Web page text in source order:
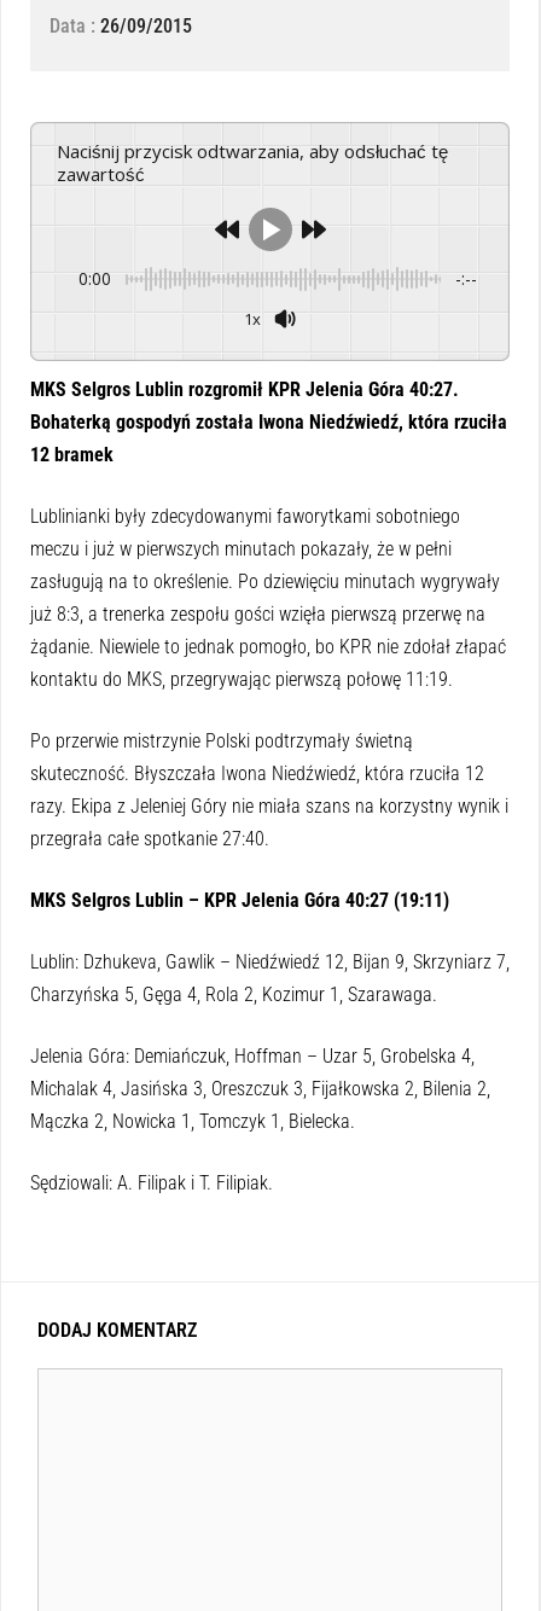
Data : 26/09/2015
Naciśnij przycisk odtwarzania, aby odsłuchać tę
zawartość
0:00 -:--
1x
MKS Selgros Lublin rozgromił KPR Jelenia Góra 40:27.
Bohaterką gospodyń została Iwona Niedźwiedź, która rzuciła
12 bramek
Lublinianki były zdecydowanymi faworytkami sobotniego
meczu i już w pierwszych minutach pokazały, że w pełni
zasługują na to określenie. Po dziewięciu minutach wygrywały
już 8:3, a trenerka zespołu gości wzięła pierwszą przerwę na
żądanie. Niewiele to jednak pomogło, bo KPR nie zdołał złapać
kontaktu do MKS, przegrywając pierwszą połowę 11:19.
Po przerwie mistrzynie Polski podtrzymały świetną
skuteczność. Błyszczała Iwona Niedźwiedź, która rzuciła 12
razy. Ekipa z Jeleniej Góry nie miała szans na korzystny wynik i
przegrała całe spotkanie 27:40.
MKS Selgros Lublin – KPR Jelenia Góra 40:27 (19:11)
Lublin: Dzhukeva, Gawlik – Niedźwiedź 12, Bijan 9, Skrzyniarz 7,
Charzyńska 5, Gęga 4, Rola 2, Kozimur 1, Szarawaga.
Jelenia Góra: Demiańczuk, Hoffman – Uzar 5, Grobelska 4,
Michalak 4, Jasińska 3, Oreszczuk 3, Fijałkowska 2, Bilenia 2,
Mączka 2, Nowicka 1, Tomczyk 1, Bielecka.
Sędziowali: A. Filipak i T. Filipiak.
DODAJ KOMENTARZ